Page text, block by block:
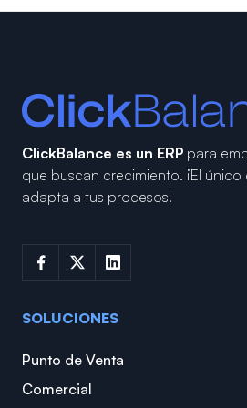
ClickBalance es un ERP para
que buscan crecimiento. ¡El
adapta a tus procesos!
SOLUCIONES
Punto de Venta
Comercial